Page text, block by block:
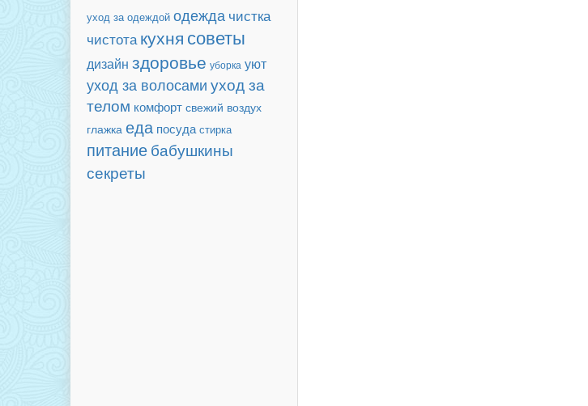
уход за одеждой одежда чистка
чистота кухня советы
дизайн здоровье уборка уют
уход за волосамиуход за
телом комфорт свежий воздух
глажка еда посуда стирка
питаниебабушкины
секреты